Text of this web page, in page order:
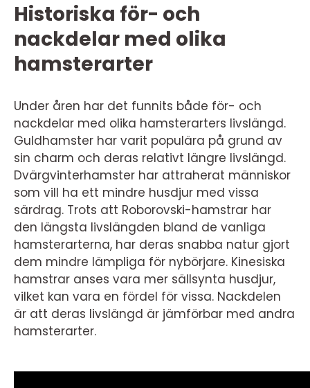
Historiska för- och
nackdelar med olika
hamsterarter
Under åren har det funnits både för- och
nackdelar med olika hamsterarters livslängd.
Guldhamster har varit populära på grund av
sin charm och deras relativt längre livslängd.
Dvärgvinterhamster har attraherat människor
som vill ha ett mindre husdjur med vissa
särdrag. Trots att Roborovski-hamstrar har
den längsta livslängden bland de vanliga
hamsterarterna, har deras snabba natur gjort
dem mindre lämpliga för nybörjare. Kinesiska
hamstrar anses vara mer sällsynta husdjur,
vilket kan vara en fördel för vissa. Nackdelen
är att deras livslängd är jämförbar med andra
hamsterarter.